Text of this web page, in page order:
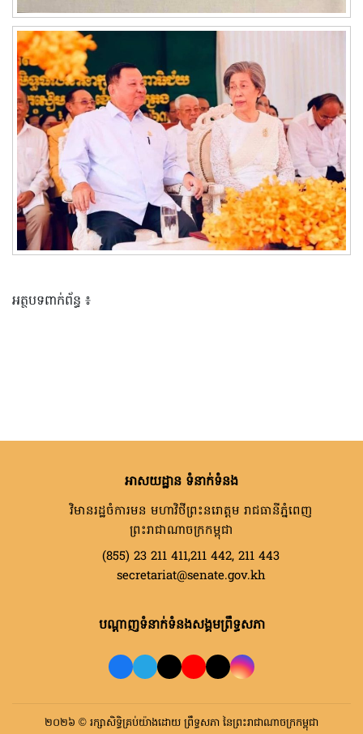
អត្ថបទពាក់ព័ន្ធ ៖
អាសយដ្ឋាន ទំនាក់ទំនង
វិមានរដ្ឋចំការមន មហាវិថីព្រះនរោត្តម រាជធានីភ្នំពេញ
ព្រះរាជាណាចក្រកម្ពុជា
(855) 23 211 411,211 442, 211 443
secretariat@senate.gov.kh
បណ្តាញទំនាក់ទំនងសង្គមព្រឹទ្ធសភា
២០២៦ © រក្សាសិទ្ធិគ្រប់យ៉ាងដោយ ព្រឹទ្ធសភា នៃព្រះរាជាណាចក្រកម្ពុជា